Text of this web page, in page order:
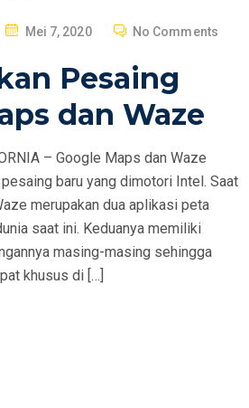
P
S
E
Mei 7, 2020 No Comments
Pesaing
dan Waze
– Google Maps dan Waze
baru yang dimotori Intel. Saat
merupakan dua aplikasi peta
saat ini. Keduanya memiliki
masing-masing sehingga
khusus di […]